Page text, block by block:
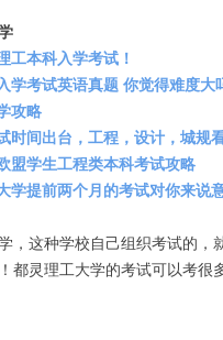
工本科入学考试！
学考试英语真题 你觉得难度大
攻略
时间出台，工程，设计，城规
盟学生工程类本科考试攻略
学提前两个月的考试对你来说
，这种学校自己组织考试的
都灵理工大学的考试可以考